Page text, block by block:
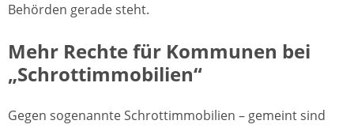
Behörden gerade steht.
Mehr Rechte für Kommunen bei
„Schrottimmobilien“
Gegen sogenannte Schrottimmobilien – gemeint sind